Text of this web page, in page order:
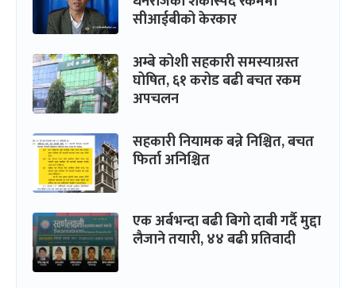
सीआईबीको केरकार
अम्बे कोशी सहकारी समस्याग्रस्त
घोषित, ६१ करोड बढी बचत रकम
अपचलन
सहकारी नियामक बन्ने निश्चित, बचत
फिर्ता अनिश्चित
एक अर्बभन्दा बढी बिगो दाबी गर्दै मुद्दा
लैजाने तयारी, ४४ बढी प्रतिवादी